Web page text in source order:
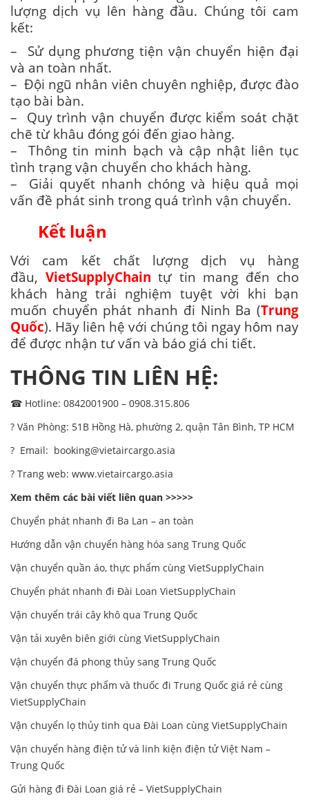
lượng dịch vụ lên hàng đầu. Chúng tôi cam
kết:
– Sử dụng phương tiện vận chuyển hiện đại
và an toàn nhất.
– Đội ngũ nhân viên chuyên nghiệp, được đào
tạo bài bàn.
– Quy trình vận chuyển được kiểm soát chặt
chẽ từ khâu đóng gói đến giao hàng.
– Thông tin minh bạch và cập nhật liên tục
tình trạng vận chuyển cho khách hàng.
– Giải quyết nhanh chóng và hiệu quả mọi
vấn đề phát sinh trong quá trình vận chuyển.
Kết luận
Với cam kết chất lượng dịch vụ hàng
đầu, VietSupplyChain tự tin mang đến cho
khách hàng trải nghiệm tuyệt vời khi bạn
muốn chuyển phát nhanh đi Ninh Ba (Trung
Quốc). Hãy liên hệ với chúng tôi ngay hôm nay
để được nhận tư vấn và báo giá chi tiết.
THÔNG TIN LIÊN HỆ:
☎ Hotline: 0842001900 – 0908.315.806
? Văn Phòng: 51B Hồng Hà, phường 2, quận Tân Bình, TP HCM
? Email: booking@vietaircargo.asia
? Trang web: www.vietaircargo.asia
Xem thêm các bài viết liên quan >>>>>
Chuyển phát nhanh đi Ba Lan – an toàn
Hướng dẫn vận chuyển hàng hóa sang Trung Quốc
Vận chuyển quần áo, thực phẩm cùng VietSupplyChain
Chuyển phát nhanh đi Đài Loan VietSupplyChain
Vận chuyển trái cây khô qua Trung Quốc
Vận tải xuyên biên giới cùng VietSupplyChain
Vận chuyển đá phong thủy sang Trung Quốc
Vận chuyển thực phẩm và thuốc đi Trung Quốc giá rẻ cùng
VietSupplyChain
Vận chuyển lọ thủy tinh qua Đài Loan cùng VietSupplyChain
Vận chuyển hàng điện tử và linh kiện điện tử Việt Nam –
Trung Quốc
Gửi hàng đi Đài Loan giá rẻ – VietSupplyChain